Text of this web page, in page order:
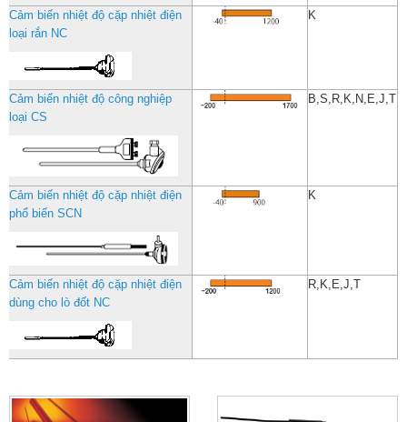
Cảm biến nhiệt độ cặp nhiệt điện
loại rắn NC
K
Cảm biến nhiệt độ công nghiệp
loại CS
B,S,R,K,N,E,J,T
Cảm biến nhiệt độ cặp nhiệt điện
phổ biến SCN
K
Cảm biến nhiệt độ cặp nhiệt điện
dùng cho lò đốt NC
R,K,E,J,T